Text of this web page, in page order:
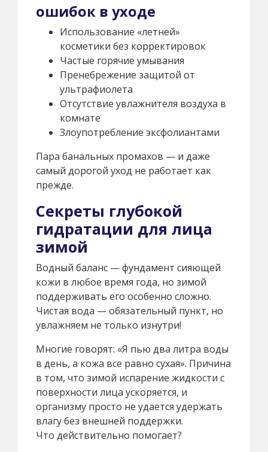
ошибок в уходе
Использование «летней»
косметики без корректировок
Частые горячие умывания
Пренебрежение защитой от
ультрафиолета
Отсутствие увлажнителя воздуха в
комнате
Злоупотребление эксфолиантами
Пара банальных промахов — и даже
самый дорогой уход не работает как
прежде.
Секреты глубокой
гидратации для лица
зимой
Водный баланс — фундамент сияющей
кожи в любое время года, но зимой
поддерживать его особенно сложно.
Чистая вода — обязательный пункт, но
увлажняем не только изнутри!
Многие говорят: «Я пью два литра воды
в день, а кожа все равно сухая». Причина
в том, что зимой испарение жидкости с
поверхности лица ускоряется, и
организму просто не удается удержать
влагу без внешней поддержки.
Что действительно помогает?